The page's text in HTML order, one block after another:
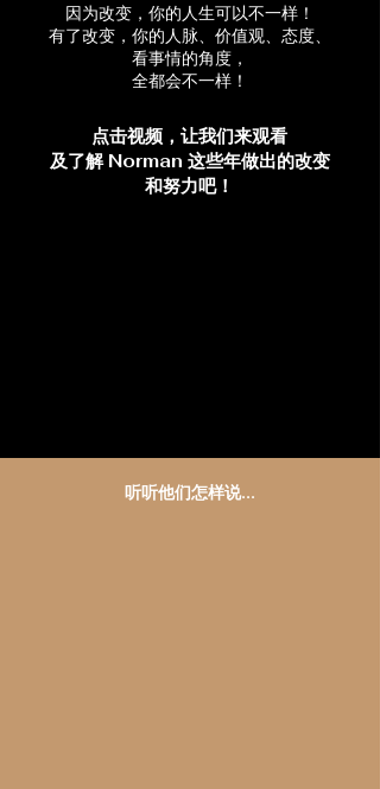
因为改变，你的人生可以不一样！
有了改变，你的人脉、价值观、态度、
看事情的角度，
全都会不一样！
点击视频，让我们来观看
及了解 Norman 这些年做出的改变
和努力吧！
听听他们怎样说...